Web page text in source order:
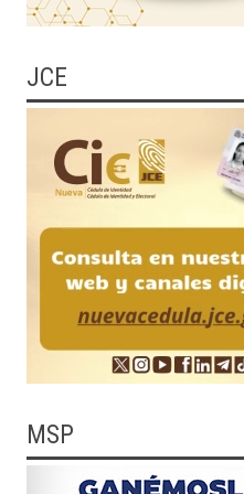
JCE
MSP